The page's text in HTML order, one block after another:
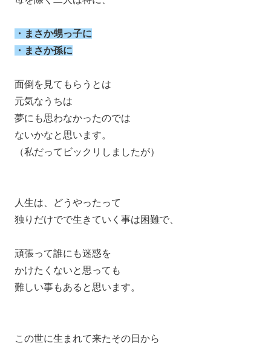
・まさか甥っ子に
・まさか孫に
面倒を見てもらうとは
元気なうちは
夢にも思わなかったのでは
ないかなと思います。
（私だってビックリしましたが）
人生は、どうやったって
独りだけでで生きていく事は困難で、
頑張って誰にも迷惑を
かけたくないと思っても
難しい事もあると思います。
この世に生まれて来たその日から